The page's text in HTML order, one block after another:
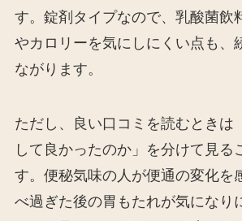
す。錠剤タイプなので、乳酸菌飲
やカロリーを気にしにくい点も、
ながります。
ただし、良い口コミを読むときは
して良かったのか」を分けて見る
す。便秘気味の人が便通の変化を
べ過ぎた後の胃もたれが気になり